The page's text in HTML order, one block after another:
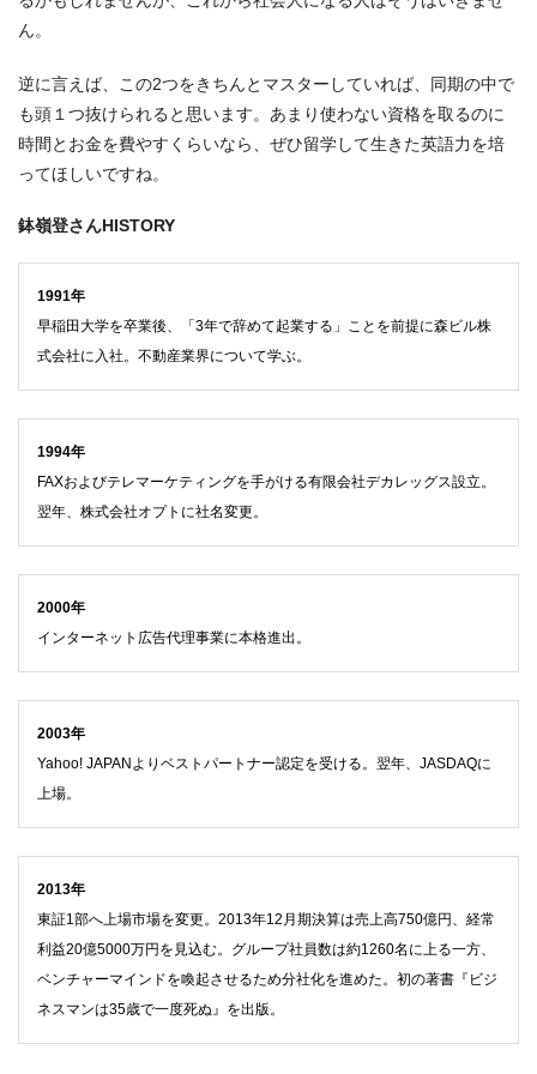
ん。
逆に言えば、この2つをきちんとマスターしていれば、同期の中で
も頭１つ抜けられると思います。あまり使わない資格を取るのに
時間とお金を費やすくらいなら、ぜひ留学して生きた英語力を培
ってほしいですね。
鉢嶺登さんHISTORY
1991年
早稲田大学を卒業後、「3年で辞めて起業する」ことを前提に森ビル株
式会社に入社。不動産業界について学ぶ。
1994年
FAXおよびテレマーケティングを手がける有限会社デカレッグス設立。
翌年、株式会社オプトに社名変更。
2000年
インターネット広告代理事業に本格進出。
2003年
Yahoo! JAPANよりベストパートナー認定を受ける。翌年、JASDAQに
上場。
2013年
東証1部へ上場市場を変更。2013年12月期決算は売上高750億円、経常
利益20億5000万円を見込む。グループ社員数は約1260名に上る一方、
ベンチャーマインドを喚起させるため分社化を進めた。初の著書『ビジ
ネスマンは35歳で一度死ぬ』を出版。